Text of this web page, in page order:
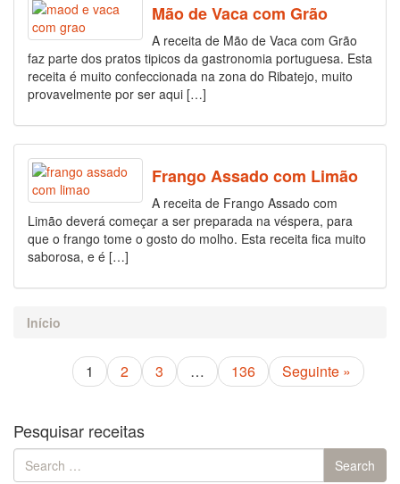
Mão de Vaca com Grão
A receita de Mão de Vaca com Grão
faz parte dos pratos tipicos da gastronomia portuguesa. Esta
receita é muito confeccionada na zona do Ribatejo, muito
provavelmente por ser aqui […]
Frango Assado com Limão
A receita de Frango Assado com
Limão deverá começar a ser preparada na véspera, para
que o frango tome o gosto do molho. Esta receita fica muito
saborosa, e é […]
Início
1 2 3 … 136 Seguinte »
Pesquisar receitas
Search
for:
Search